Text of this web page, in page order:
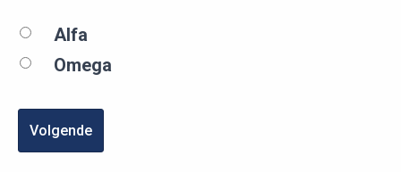
Alfa
Omega
Volgende